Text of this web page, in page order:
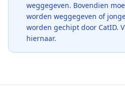
weggegeven. Bovendien
worden weggegeven of
worden gechipt door CatID.
hiernaar.